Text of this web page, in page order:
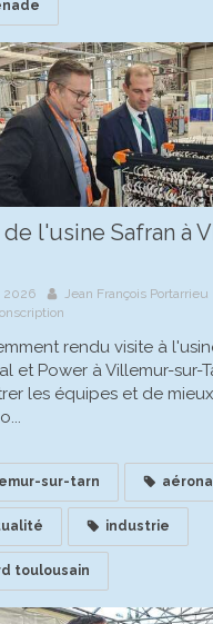
l'usine Safran à
2026
Jean François Portarrieu
rendu visite à
et Power à Villemur-sur-
les équipes et de
sur-tarn
industrie
toulousain